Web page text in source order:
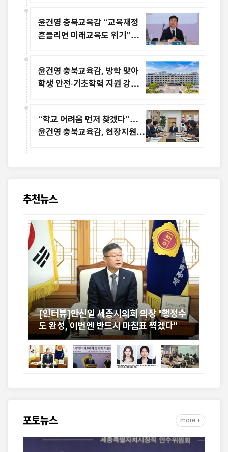
윤건영 충북교육감 “교육재정
흔들리면 미래교육도 위기”…
윤건영 충북교육감, 방학 맞아
학생 안전·기초학력 지원 강화
“학교 어려움 먼저 찾겠다”…
윤건영 충북교육감, 현장지원
추천뉴스
[인터뷰]안신일 세종시의회 의장 "행정수
도 완성, 이번엔 반드시 마침표 찍겠다"
속도가
포토뉴스 more +